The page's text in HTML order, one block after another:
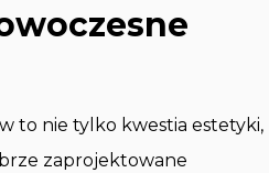
to nie tylko kwestia estetyki,
zaprojektowane